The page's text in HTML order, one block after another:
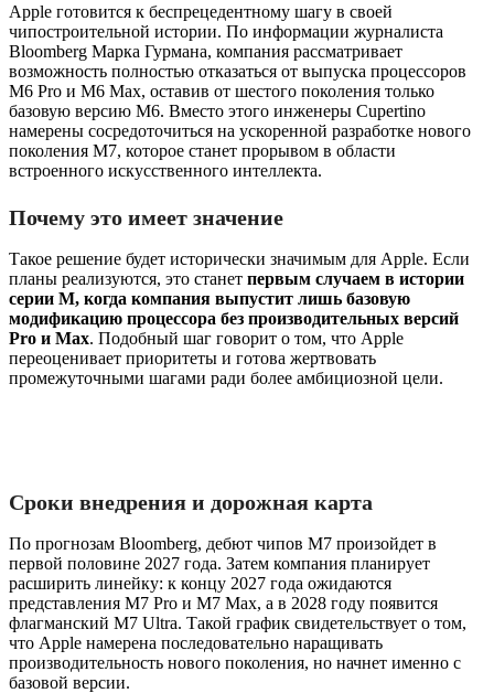
Apple готовится к беспрецедентному шагу в своей
чипостроительной истории. По информации журналиста
Bloomberg Марка Гурмана, компания рассматривает
возможность полностью отказаться от выпуска процессоров
M6 Pro и M6 Max, оставив от шестого поколения только
базовую версию M6. Вместо этого инженеры Cupertino
намерены сосредоточиться на ускоренной разработке нового
поколения M7, которое станет прорывом в области
встроенного искусственного интеллекта.
Почему это имеет значение
Такое решение будет исторически значимым для Apple. Если
планы реализуются, это станет первым случаем в истории
серии M, когда компания выпустит лишь базовую
модификацию процессора без производительных версий
Pro и Max. Подобный шаг говорит о том, что Apple
переоценивает приоритеты и готова жертвовать
промежуточными шагами ради более амбициозной цели.
Сроки внедрения и дорожная карта
По прогнозам Bloomberg, дебют чипов M7 произойдет в
первой половине 2027 года. Затем компания планирует
расширить линейку: к концу 2027 года ожидаются
представления M7 Pro и M7 Max, а в 2028 году появится
флагманский M7 Ultra. Такой график свидетельствует о том,
что Apple намерена последовательно наращивать
производительность нового поколения, но начнет именно с
базовой версии.